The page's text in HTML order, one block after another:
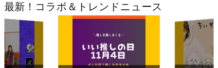
最新！コラボ＆トレンドニュース